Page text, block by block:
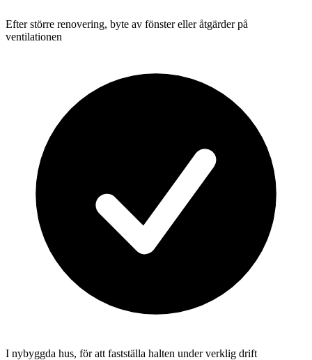
Efter större renovering, byte av fönster eller åtgärder på
ventilationen
I nybyggda hus, för att fastställa halten under verklig drift